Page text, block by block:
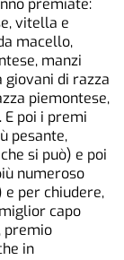
premiate:
vitella e
macello,
manzi
giovani di razza
piemontese,
poi i premi
pesante,
si può) e poi
numeroso
per chiudere,
capo
premio
in